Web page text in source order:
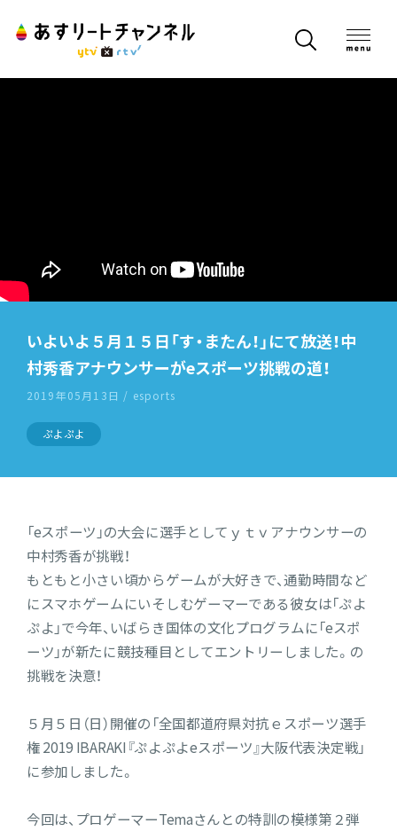
いよいよ５月１５日「す・またん！」にて放送！中
村秀香アナウンサーがeスポーツ挑戦の道！
2019年05月13日 / esports
ぷよぷよ
「eスポーツ」の大会に選手としてｙｔｖアナウンサーの
中村秀香が挑戦！
もともと小さい頃からゲームが大好きで、通勤時間など
にスマホゲームにいそしむゲーマーである彼女は「ぷよ
ぷよ」で今年、いばらき国体の文化プログラムに「eスポ
ーツ」が新たに競技種目としてエントリーしました。の
挑戦を決意！
５月５日（日）開催の「全国都道府県対抗ｅスポーツ選手
権 2019 IBARAKI『ぷよぷよeスポーツ』大阪代表決定戦」
に参加しました。
今回は、プロゲーマーTemaさんとの特訓の模様第２弾